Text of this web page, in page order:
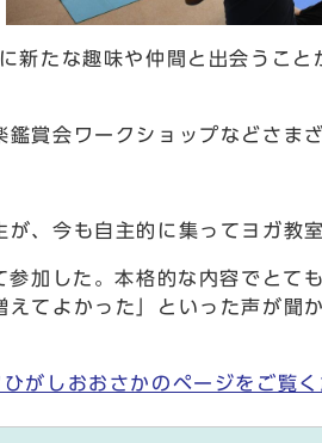
たな趣味や仲間と出会うこ
賞会ワークショップなどさまざ
、今も自主的に集ってヨガ教
加した。本格的な内容でと
てよかった」といった声が聞
がしおおさかのページをご覧く